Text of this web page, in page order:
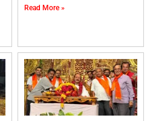
Read More »